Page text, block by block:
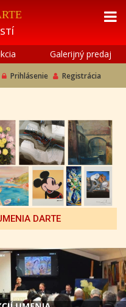
Galerijný predaj
Prihlásenie Registrácia
DARTE